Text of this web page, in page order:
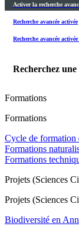
Activer la recherche
Recherche avancée activée
Recherche avancée
Recherchez
Formations
Formations
Cycle de formation
Formations
Formations
Projets (Sciences
Projets (Sciences
Biodiversité en